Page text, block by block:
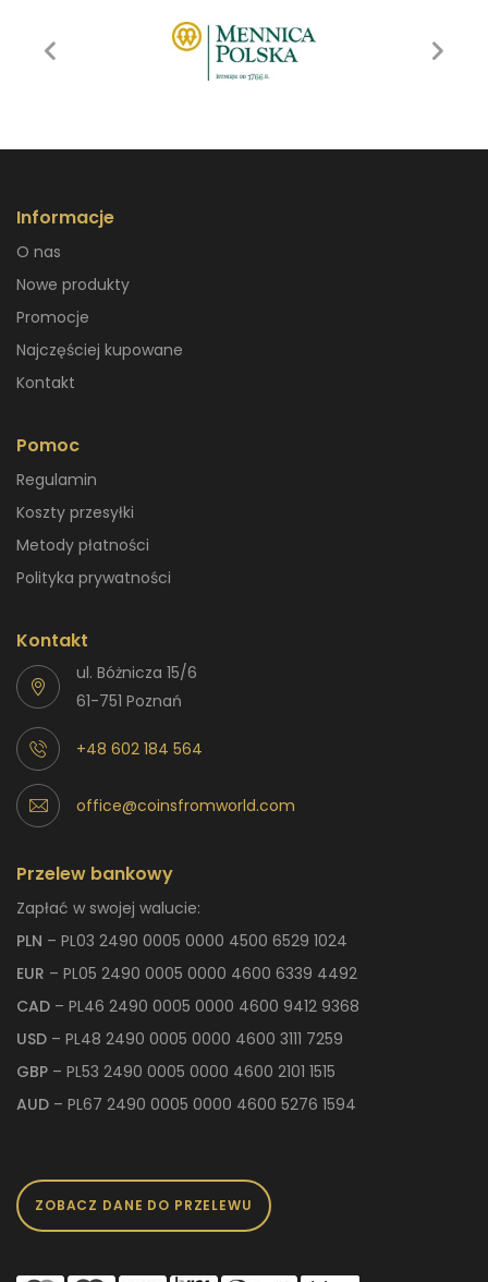
Informacje
O nas
Nowe produkty
Promocje
Najczęściej kupowane
Kontakt
Pomoc
Regulamin
Koszty przesyłki
Metody płatności
Polityka prywatności
Kontakt
ul. Bóżnicza 15/6
61-751 Poznań
+48 602 184 564
office@coinsfromworld.com
Przelew bankowy
Zapłać w swojej walucie:
PLN – PL03 2490 0005 0000 4500 6529 1024
EUR – PL05 2490 0005 0000 4600 6339 4492
CAD – PL46 2490 0005 0000 4600 9412 9368
USD – PL48 2490 0005 0000 4600 3111 7259
GBP – PL53 2490 0005 0000 4600 2101 1515
AUD – PL67 2490 0005 0000 4600 5276 1594
ZOBACZ DANE DO PRZELEWU